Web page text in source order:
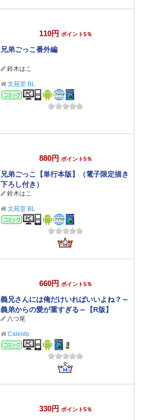
110円 ポイント5％
兄弟ごっこ番外編
鈴木はこ
文苑堂 BL
コミック
880円 ポイント5％
兄弟ごっこ【単行本版】（電子限定描き
下ろし付き）
鈴木はこ
文苑堂 BL
コミック
660円 ポイント5％
義兄さんには俺だけいればいいよね？～
義弟からの愛が重すぎる～【R版】
八つ尾
Caleido
コミック
330円 ポイント5％